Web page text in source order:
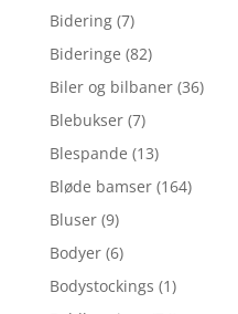
Bidering (7)
Bideringe (82)
Biler og bilbaner (36)
Blebukser (7)
Blespande (13)
Bløde bamser (164)
Bluser (9)
Bodyer (6)
Bodystockings (1)